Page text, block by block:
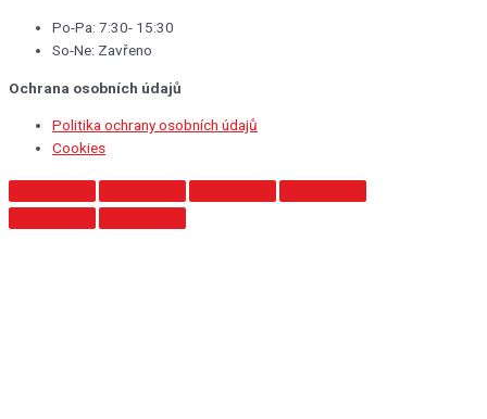
Po-Pa: 7:30- 15:30
So-Ne: Zavřeno
Ochrana osobních údajů
Politika ochrany osobních údajů
Cookies